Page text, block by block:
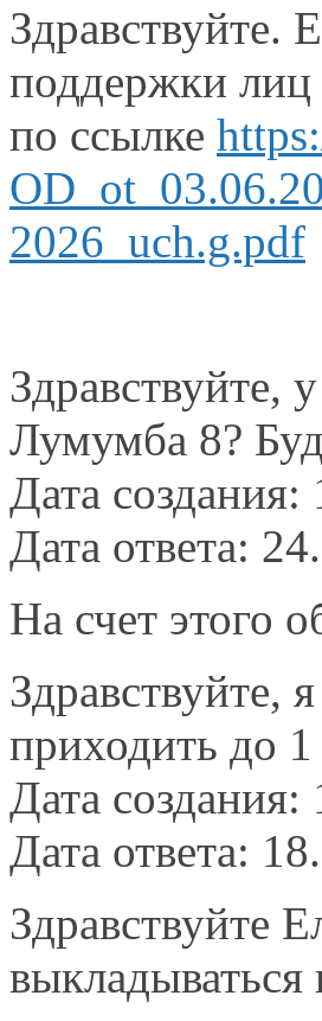
Здравствуйте.
поддержки
по ссылке
2026_uch.g.pdf
Здравствуйте,
Лумумба 8?
Дата
Дата ответа:
На счет этого
Здравствуйте,
приходить до 1
Дата
Дата ответа:
Здравствуйте
выкладываться